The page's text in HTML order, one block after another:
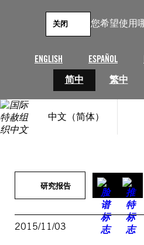
您希望使用
ENGLISH ESPAÑOL
简中
繁中
关闭
中文（简体）
研究报告
2015/11/03